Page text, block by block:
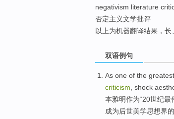
negativism literature
否定主义文学批评
以上为机器翻译结果，长
双语例句
As one of the greatest
criticism shock
本雅明作为“20世纪最
成为后世美学思想界的